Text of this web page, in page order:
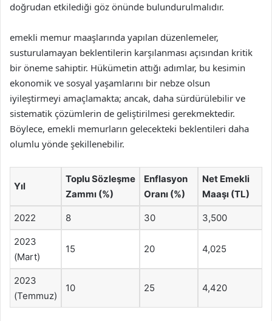
doğrudan etkilediği göz önünde bulundurulmalıdır.
emekli memur maaşlarında yapılan düzenlemeler,
susturulamayan beklentilerin karşılanması açısından kritik
bir öneme sahiptir. Hükümetin attığı adımlar, bu kesimin
ekonomik ve sosyal yaşamlarını bir nebze olsun
iyileştirmeyi amaçlamakta; ancak, daha sürdürülebilir ve
sistematik çözümlerin de geliştirilmesi gerekmektedir.
Böylece, emekli memurların gelecekteki beklentileri daha
olumlu yönde şekillenebilir.
Yıl
Toplu Sözleşme
Zammı (%)
Enflasyon
Oranı (%)
Net Emekli
Maaşı (TL)
2022 8 30 3,500
2023
(Mart)
15 20 4,025
2023
(Temmuz)
10 25 4,420